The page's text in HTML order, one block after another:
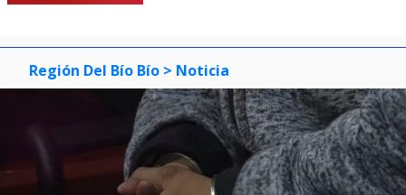
Región Del Bío Bío > Noticia